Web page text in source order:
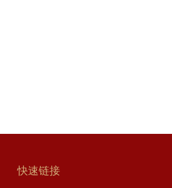
快速链接